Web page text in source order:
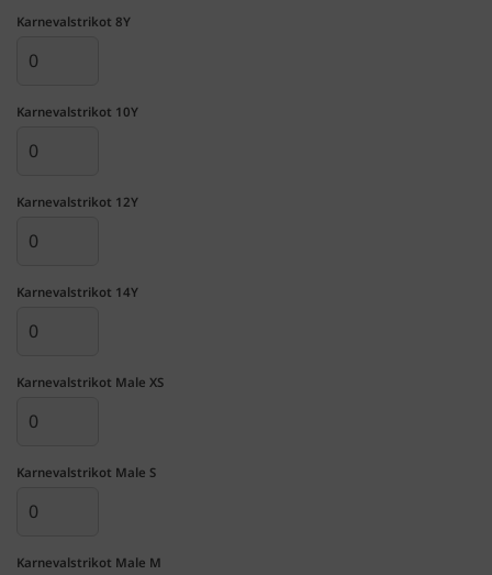
Karnevalstrikot 8Y
Karnevalstrikot 10Y
Karnevalstrikot 12Y
Karnevalstrikot 14Y
Karnevalstrikot Male XS
Karnevalstrikot Male S
Karnevalstrikot Male M